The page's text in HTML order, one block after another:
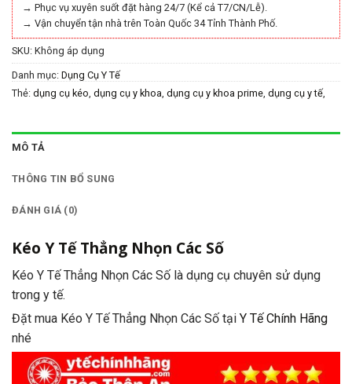
→ Phục vụ xuyên suốt đặt hàng 24/7 (Kể cả T7/CN/Lễ).
→ Vận chuyển tận nhà trên Toàn Quốc 34 Tỉnh Thành Phố.
SKU: Không áp dụng
Danh mục: Dụng Cụ Y Tế
Thẻ: dụng cụ kéo dụng cụ y khoa dụng cụ y khoa prime dụng cụ y tế,
MÔ TẢ
THÔNG TIN BỔ SUNG
ĐÁNH GIÁ (0)
Kéo Y Tế Thẳng Nhọn Các Số
Kéo Y Tế Thẳng Nhọn Các Số là dụng cụ chuyên sử dụng
trong y tế.
Đặt mua Kéo Y Tế Thẳng Nhọn Các Số tại Y Tế Chính Hãng
nhé